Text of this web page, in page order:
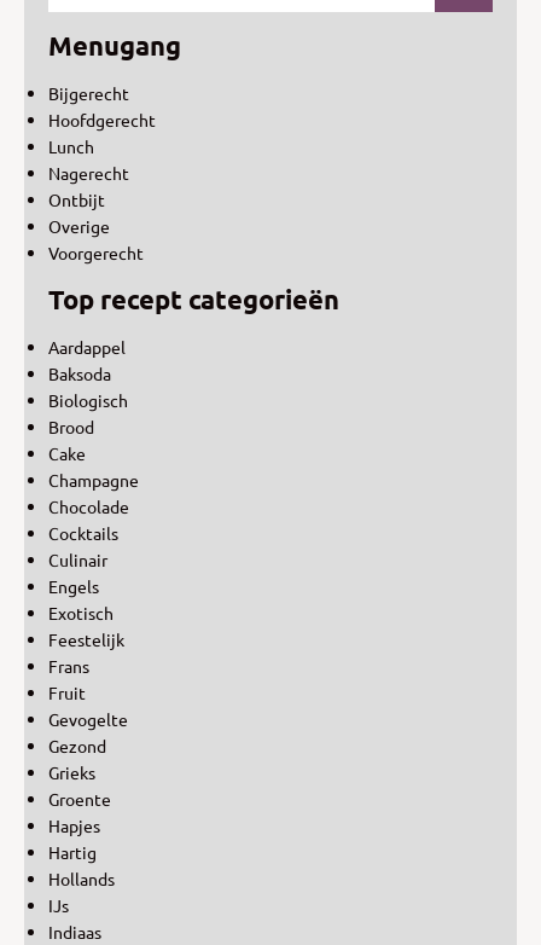
Menugang
Bijgerecht
Hoofdgerecht
Lunch
Nagerecht
Ontbijt
Overige
Voorgerecht
Top recept categorieën
Aardappel
Baksoda
Biologisch
Brood
Cake
Champagne
Chocolade
Cocktails
Culinair
Engels
Exotisch
Feestelijk
Frans
Fruit
Gevogelte
Gezond
Grieks
Groente
Hapjes
Hartig
Hollands
IJs
Indiaas